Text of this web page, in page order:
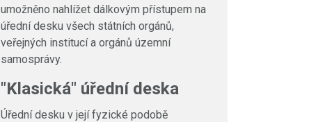
umožněno nahlížet dálkovým přístupem na
úřední desku všech státních orgánů,
veřejných institucí a orgánů územní
samosprávy.
"Klasická" úřední deska
Úřední desku v její fyzické podobě